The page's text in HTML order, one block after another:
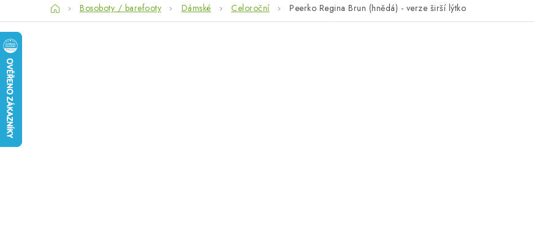
DomůBosoboty / barefooty Dámské Celoroční Peerko Regina Brun (hnědá) - verze širší lýtko